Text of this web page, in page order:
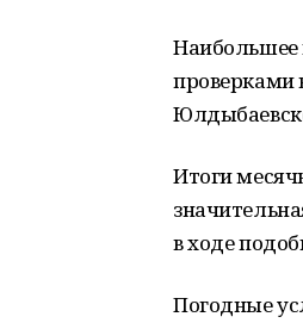
Наибольшее
проверками
Итоги
в ходе
Погодные